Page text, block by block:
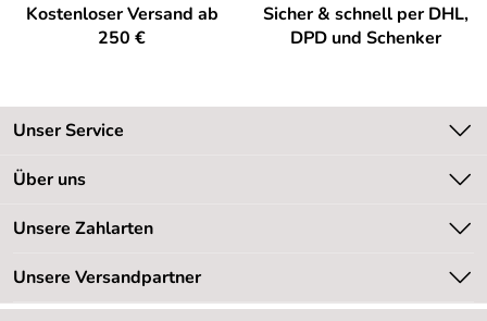
Kostenloser Versand ab
250 €
Sicher & schnell per DHL,
DPD und Schenker
Unser Service
Kontakt
Newsletter
Retourenabwicklung
Lieferbedingungen
Über uns
Unsere Bestseller
Neu
Unsere Zahlarten
Unsere Versandpartner